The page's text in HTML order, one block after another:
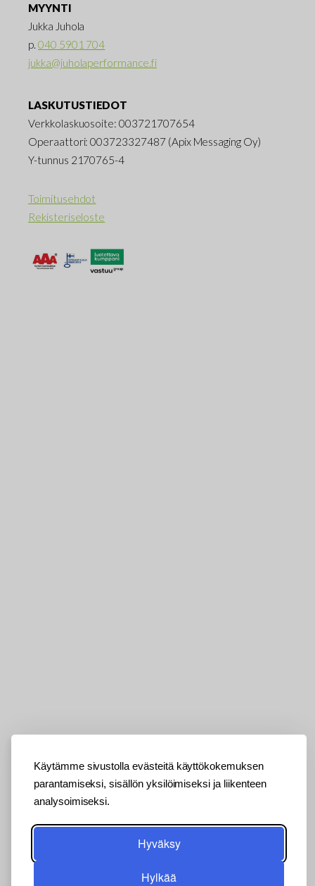
Käytämme sivustolla evästeitä käyttökokemuksen
parantamiseksi, sisällön yksilöimiseksi ja liikenteen
analysoimiseksi.
Hyväksy
Hylkää
MYYNTI
Jukka Juhola
p. 040 5901 704
jukka@juholaperformance.fi
LASKUTUSTIEDOT
Verkkolaskuosoite: 003721707654
Operaattori: 003723327487 (Apix Messaging Oy)
Y-tunnus 2170765-4
Toimitusehdot
Rekisteriseloste